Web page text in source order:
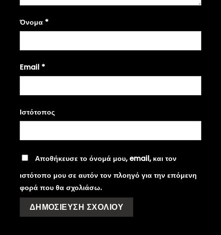
Όνομα *
Email *
Ιστότοπος
Αποθήκευσε το όνομά μου, email, και τον
ιστότοπο μου σε αυτόν τον πλοηγό για την επόμενη
φορά που θα σχολιάσω.